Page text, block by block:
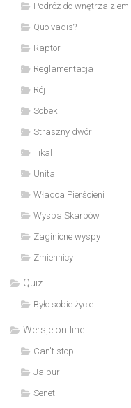
Podróż do wnętrza ziemi
Quo vadis?
Raptor
Reglamentacja
Rój
Sobek
Straszny dwór
Tikal
Unita
Władca Pierścieni
Wyspa Skarbów
Zaginione wyspy
Zmiennicy
Quiz
Było sobie życie
Wersje on-line
Can't stop
Jaipur
Senet